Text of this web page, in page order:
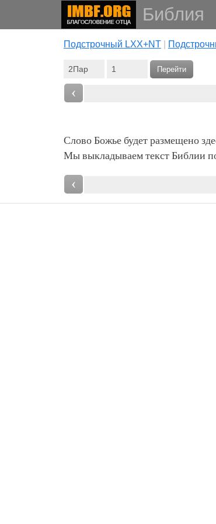
Библия
Подстрочный LXX+NT|
Перейти
‹
Слово Божье будет размещено
Мы выкладываем текст Библии
‹